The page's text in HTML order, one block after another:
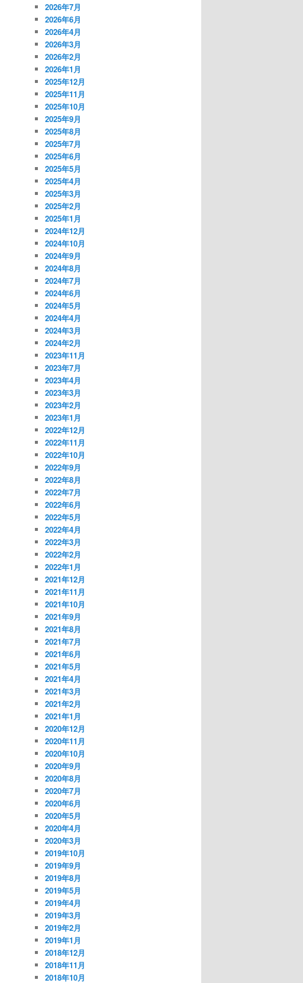
2026年7月
2026年6月
2026年4月
2026年3月
2026年2月
2026年1月
2025年12月
2025年11月
2025年10月
2025年9月
2025年8月
2025年7月
2025年6月
2025年5月
2025年4月
2025年3月
2025年2月
2025年1月
2024年12月
2024年10月
2024年9月
2024年8月
2024年7月
2024年6月
2024年5月
2024年4月
2024年3月
2024年2月
2023年11月
2023年7月
2023年4月
2023年3月
2023年2月
2023年1月
2022年12月
2022年11月
2022年10月
2022年9月
2022年8月
2022年7月
2022年6月
2022年5月
2022年4月
2022年3月
2022年2月
2022年1月
2021年12月
2021年11月
2021年10月
2021年9月
2021年8月
2021年7月
2021年6月
2021年5月
2021年4月
2021年3月
2021年2月
2021年1月
2020年12月
2020年11月
2020年10月
2020年9月
2020年8月
2020年7月
2020年6月
2020年5月
2020年4月
2020年3月
2019年10月
2019年9月
2019年8月
2019年5月
2019年4月
2019年3月
2019年2月
2019年1月
2018年12月
2018年11月
2018年10月